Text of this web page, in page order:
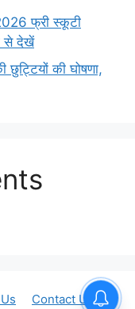
फ्री स्कूटी
से देखें
छुट्टियों की घोषणा,
Contact Us